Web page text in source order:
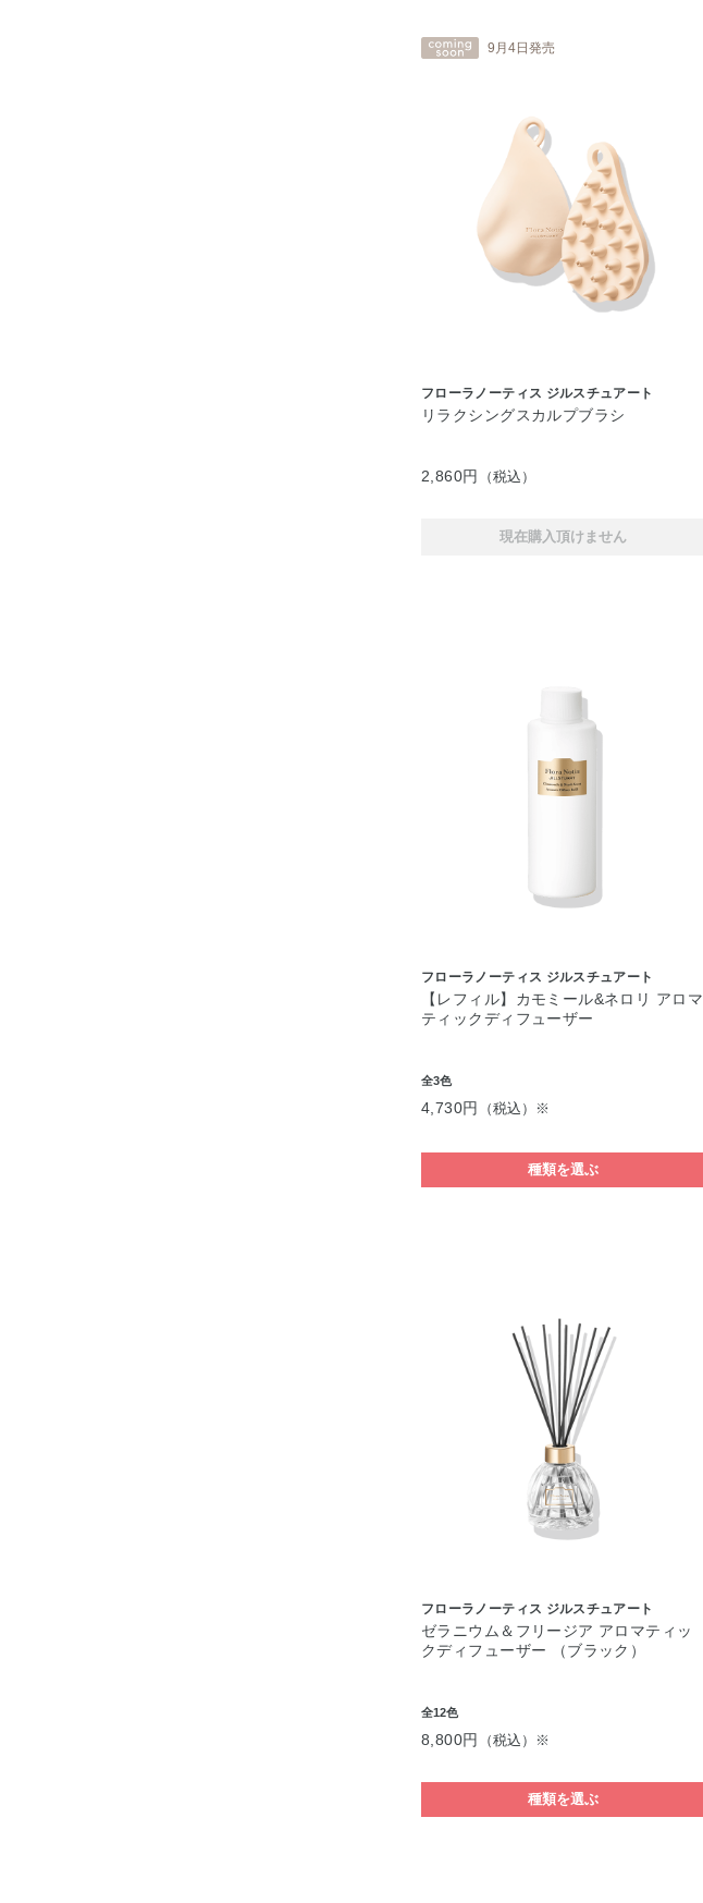
9月4日発売
フローラノーティス ジルスチュアート
リラクシングスカルプブラシ
2,860円 （税込）
現在購入頂けません
フローラノーティス ジルスチュアート
【レフィル】カモミール&ネロリ アロマ
ティックディフューザー
全3色
4,730円 （税込）※
種類を選ぶ
フローラノーティス ジルスチュアート
ゼラニウム＆フリージア アロマティッ
クディフューザー （ブラック）
全12色
8,800円 （税込）※
種類を選ぶ